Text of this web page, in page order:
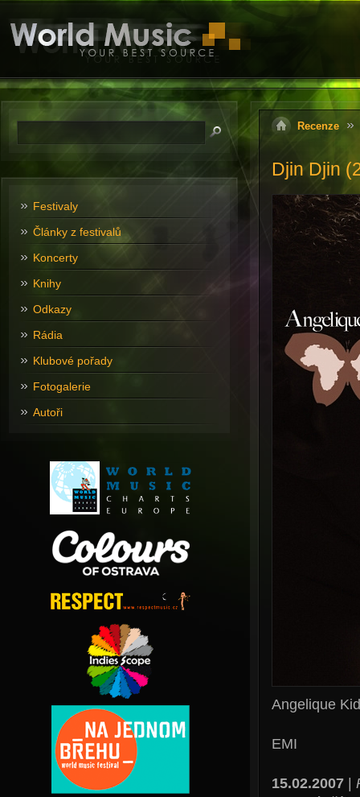
Recenze
Djin Djin
Angelique
EMI
15.02.2007|
Festivaly
Články z festivalů
Koncerty
Knihy
Odkazy
Rádia
Klubové pořady
Fotogalerie
Autoři